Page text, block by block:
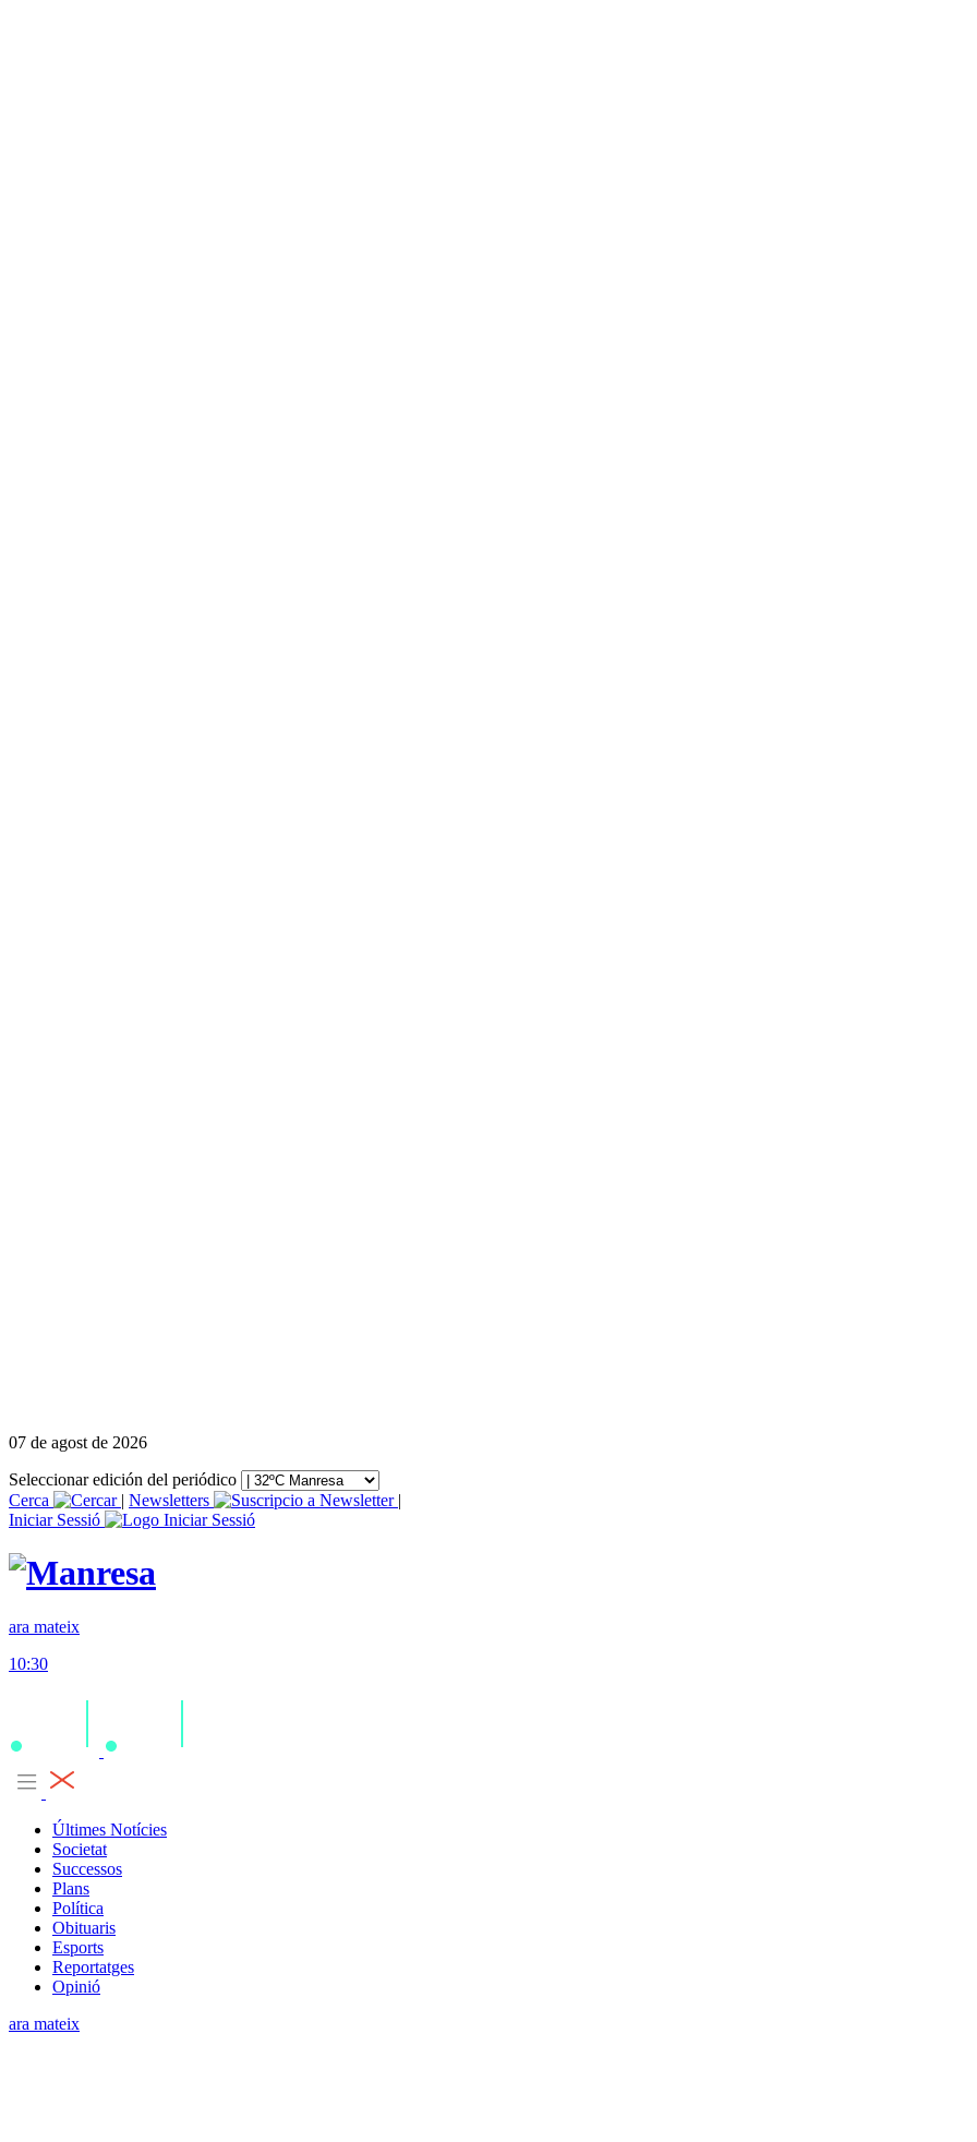
07 de agost de 2026
Seleccionar edición del periódico
Cerca
| Newsletters
|
Iniciar Sessió
ara mateix
10:30
Últimes Notícies
Societat
Successos
Plans
Política
Obituaris
Esports
Reportatges
Opinió
ara mateix